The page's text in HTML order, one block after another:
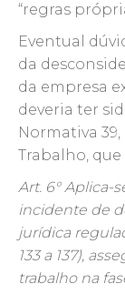
“regras
Eventual
da
da empresa
deveria ter
Normativa
Trabalho, que
Art. 6° Aplica-
incidente de
jurídica
133 a 137),
trabalho na